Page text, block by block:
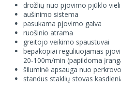
drožlių nuo pjovimo pjūklo
aušinimo sistema
pasukama pjovimo galva
ruošinio atrama
greitojo veikimo spaustuvai
bepakopiai reguliuojamas
20-100m/min (papildoma
šiluminė apsauga nuo
standus staklių stovas